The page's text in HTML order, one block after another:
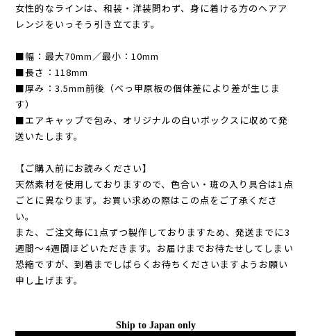
女性的なラインは、和装・洋装問わず、身に着ける方のヘアア
レンジをいっそう引き立てます。
■幅：最大70mm／最小：10mm
■長さ：118mm
■厚み：3.5mm前後（べっ甲原板の個体差により差が生じま
す）
■エアキャップで包み、オリジナルの白いボックスに収めて発
送いたします。
【ご購入前にお読みください】
天然素材を使用しておりますので、色合い・斑の入り具合は1点
ごとに異なります。お買い求めの際はこの点をご了承くださ
い。
また、ご注文毎に1点ずつ製作しておりますため、発送までに3
週間～4週間ほどいただきます。お届けまでお待たせしてしまい
恐縮ですが、到着までしばらくお待ちくださいますようお願い
申し上げます。
Ship to Japan only